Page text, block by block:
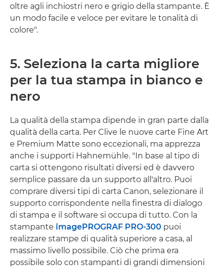
oltre agli inchiostri nero e grigio della stampante. È
un modo facile e veloce per evitare le tonalità di
colore".
5. Seleziona la carta migliore
per la tua stampa in bianco e
nero
La qualità della stampa dipende in gran parte dalla
qualità della carta. Per Clive le nuove carte Fine Art
e Premium Matte sono eccezionali, ma apprezza
anche i supporti Hahnemühle. "In base al tipo di
carta si ottengono risultati diversi ed è davvero
semplice passare da un supporto all'altro. Puoi
comprare diversi tipi di carta Canon, selezionare il
supporto corrispondente nella finestra di dialogo
di stampa e il software si occupa di tutto. Con la
stampante imagePROGRAF PRO-300 puoi
realizzare stampe di qualità superiore a casa, al
massimo livello possibile. Ciò che prima era
possibile solo con stampanti di grandi dimensioni